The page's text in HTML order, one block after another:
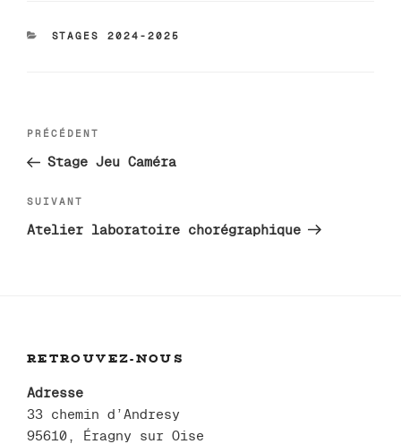
CATÉGORIES
STAGES 2024-2025
Navigation
l’article
Article
précédent
PRÉCÉDENT
Stage Jeu Caméra
Article
suivant
SUIVANT
Atelier laboratoire chorégraphique
RETROUVEZ-NOUS
Adresse
33 chemin d’Andresy
95610, Éragny sur Oise